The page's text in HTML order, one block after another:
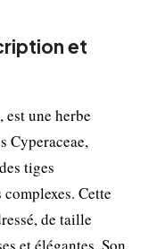
et
une herbe
Cyperaceae,
tiges
Cette
de taille